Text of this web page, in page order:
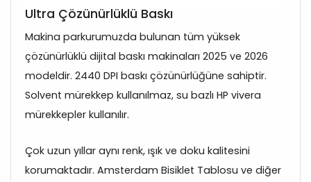
Ultra Çözünürlüklü Baskı
Makina parkurumuzda bulunan tüm yüksek
çözünürlüklü dijital baskı makinaları 2025 ve 2026
modeldir. 2440 DPI baskı çözünürlüğüne sahiptir.
Solvent mürekkep kullanılmaz, su bazlı HP vivera
mürekkepler kullanılır.
Çok uzun yıllar aynı renk, ışık ve doku kalitesini
korumaktadır. Amsterdam Bisiklet Tablosu ve diğer